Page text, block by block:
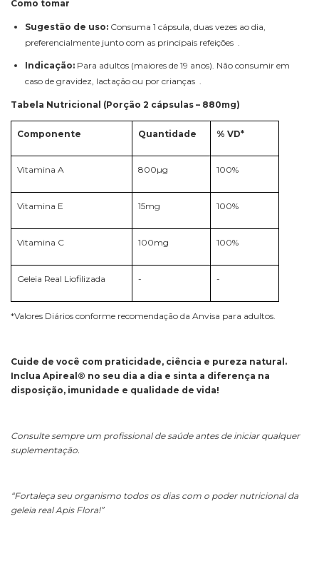
Como tomar
Sugestão de uso: Consuma 1 cápsula, duas vezes ao dia,
preferencialmente junto com as principais refeições .
Indicação: Para adultos (maiores de 19 anos). Não consumir em
caso de gravidez, lactação ou por crianças .
Tabela Nutricional (Porção 2 cápsulas – 880mg)
Componente Quantidade % VD*
Vitamina A 800µg 100%
Vitamina E 15mg 100%
Vitamina C 100mg 100%
Geleia Real Liofilizada - -
*Valores Diários conforme recomendação da Anvisa para adultos.
Cuide de você com praticidade, ciência e pureza natural.
Inclua Apireal® no seu dia a dia e sinta a diferença na
disposição, imunidade e qualidade de vida!
Consulte sempre um profissional de saúde antes de iniciar qualquer
suplementação.
“Fortaleça seu organismo todos os dias com o poder nutricional da
geleia real Apis Flora!”